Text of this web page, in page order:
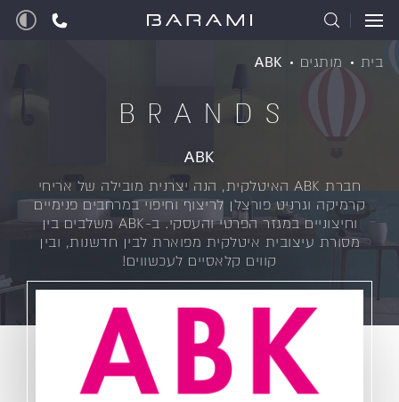
BRANDS
ABK
חברת ABK האיטלקית, הנה יצרנית מובילה של אריחי
קרמיקה וגרניט פורצלן לריצוף וחיפוי במרחבים פנימיים
וחיצוניים במגזר הפרטי והעסקי.
ב-ABK משלבים בין
מסורת עיצובית איטלקית מפוארת לבין חדשנות, ובין
קווים קלאסיים לעכשווים!
בית מותגים ABK